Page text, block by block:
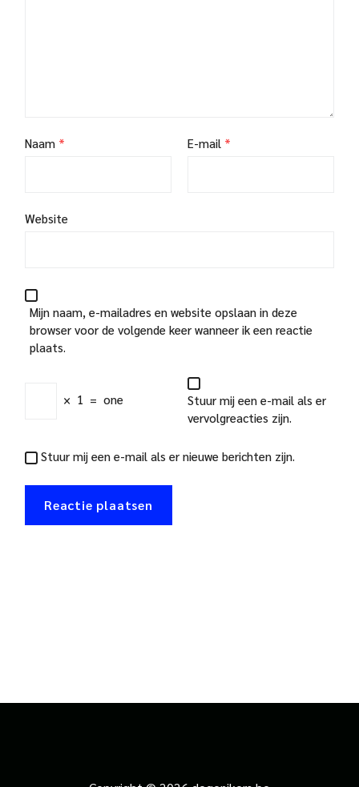
Naam * E-mail *
Website
Mijn naam, e-mailadres en website opslaan in deze
browser voor de volgende keer wanneer ik een reactie
plaats.
× 1 = one
Stuur mij een e-mail als er
vervolgreacties zijn.
Stuur mij een e-mail als er nieuwe berichten zijn.